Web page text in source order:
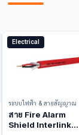
Electrical
ระบบไฟฟ้า & สายสัญญาณ
สาย Fire Alarm
Shield Interlink